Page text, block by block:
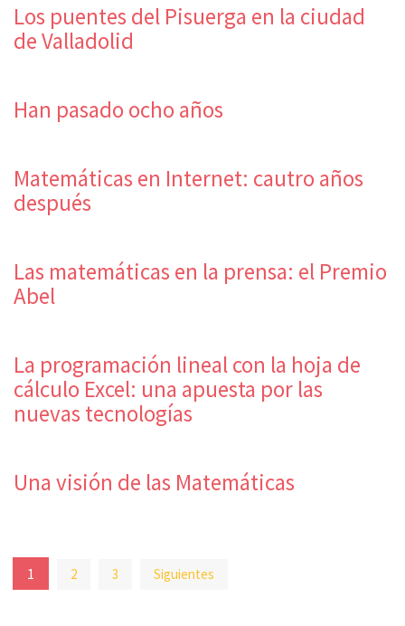
Los puentes del Pisuerga en la ciudad
de Valladolid
Han pasado ocho años
Matemáticas en Internet: cautro años
después
Las matemáticas en la prensa: el Premio
Abel
La programación lineal con la hoja de
cálculo Excel: una apuesta por las
nuevas tecnologías
Una visión de las Matemáticas
Paginación
de
1 2 3 Siguientes